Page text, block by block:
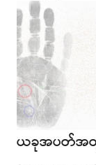
ယခုအပတ်အတွ